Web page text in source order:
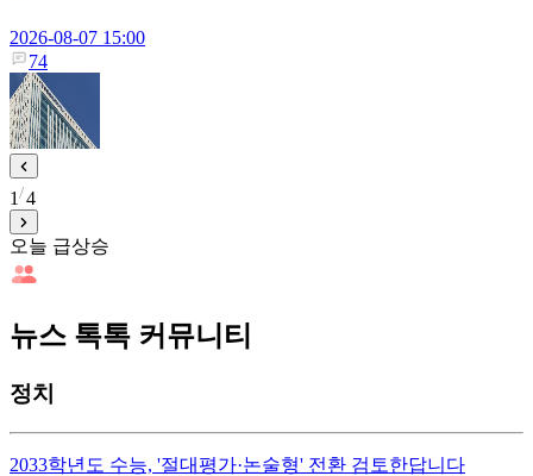
2026-08-07 15:00
74
1 4
오늘 급상승
뉴스 톡톡 커뮤니티
정치
2033학년도 수능, '절대평가·논술형' 전환 검토한답니다